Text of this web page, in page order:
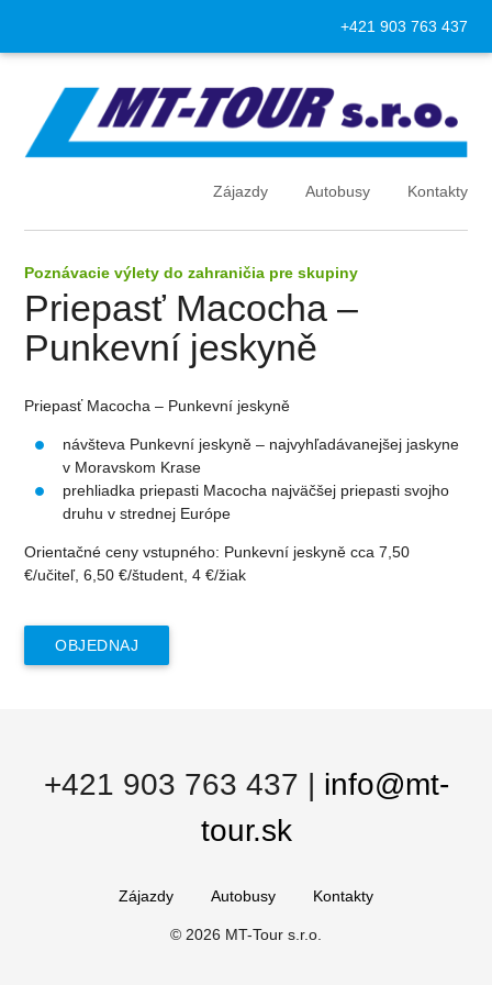
+421 903 763 437
Zájazdy Autobusy Kontakty
Poznávacie výlety do zahraničia pre skupiny
Priepasť Macocha –
Punkevní jeskyně
Priepasť Macocha – Punkevní jeskyně
návšteva Punkevní jeskyně – najvyhľadávanejšej jaskyne
v Moravskom Krase
prehliadka priepasti Macocha najväčšej priepasti svojho
druhu v strednej Európe
Orientačné ceny vstupného: Punkevní jeskyně cca 7,50
€/učiteľ, 6,50 €/študent, 4 €/žiak
OBJEDNAJ
+421 903 763 437 | info@mt-
tour.sk
Zájazdy Autobusy Kontakty
© 2026 MT-Tour s.r.o.